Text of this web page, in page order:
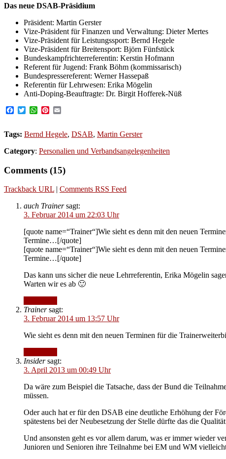
Das neue DSAB-Präsidium
Präsident: Martin Gerster
Vize-Präsident für Finanzen und Verwaltung: Dieter Mertes
Vize-Präsident für Leistungssport: Bernd Hegele
Vize-Präsident für Breitensport: Björn Fünfstück
Bundeskampfrichterreferentin: Kerstin Hofmann
Referent für Jugend: Frank Böhm (kommissarisch)
Bundespressereferent: Werner Hassepaß
Referentin für Lehrwesen: Erika Mögelin
Anti-Doping-Beauftragte: Dr. Birgit Hofferek-Nüß
Facebook
TwitterWhatsApp
Pinterest
Tags: Bernd Hegele, DSAB, Martin Gerster
Category: Personalien und Verbandsangelegenheiten
Comments (15)
Trackback URL | Comments RSS Feed
auch Trainer sagt:
3. Februar 2014 um 22:03 Uhr
[quote name=“Trainer“]Wie sieht es denn mit den neuen
Termine…[/quote]
[quote name=“Trainer“]Wie sieht es denn mit den neuen
Termine…[/quote]
Das kann uns sicher die neue Lehrreferentin, Erika Mögelin
Warten wir es ab 🙂
Trainer sagt:
3. Februar 2014 um 13:57 Uhr
Wie sieht es denn mit den neuen Terminen für die
Insider sagt:
3. April 2013 um 00:49 Uhr
Da wäre zum Beispiel die Tatsache, dass der Bund die
müssen.
Oder auch hat er für den DSAB eine deutliche Erhöhung der
spätestens bei der Neubesetzung der Stelle dürfte das die
Und ansonsten geht es vor allem darum, was er immer wieder
Junioren und Senioren ihre Teilnahme bei EM und WM